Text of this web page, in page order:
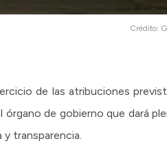
Crédito:
de las atribuciones
de gobierno que dará
transparencia.